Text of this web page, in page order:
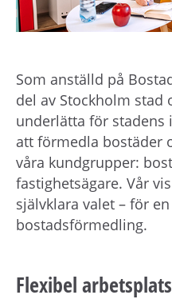
Som anställd på
del av Stockholm
underlätta för stadens
att förmedla bostäder
våra kundgrupper:
fastighetsägare. Vår
självklara valet – för
bostadsförmedling.
Flexibel arbetsplats